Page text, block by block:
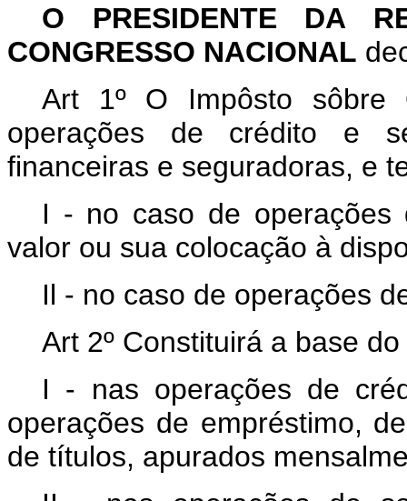
O PRESIDENTE DA
CONGRESSO NACIONAL
Art 1º O Impôsto sôbre
operações de crédito e
financeiras e seguradoras, e
I - no caso de operações
valor ou sua colocação à
Il - no caso de operações
Art 2º Constituirá a base
I - nas operações de
operações de empréstimo,
de títulos, apurados